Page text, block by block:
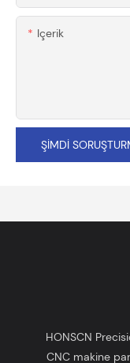
Içerik
ŞIMDI
HONSCN
CNC makine